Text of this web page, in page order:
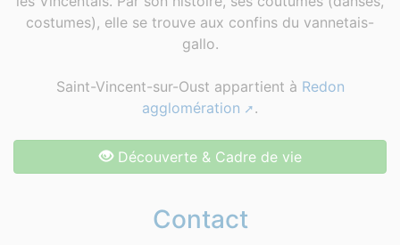
costumes), elle se trouve aux confins du vannetais-
gallo.
Saint-Vincent-sur-Oust appartient à Redon
agglomération
.
Découverte & Cadre de vie
Contact